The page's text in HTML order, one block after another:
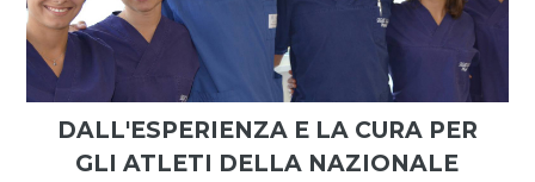
DALL'ESPERIENZA E LA CURA PER
GLI ATLETI DELLA NAZIONALE